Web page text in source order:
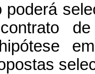
poderá
contrato
hipótese